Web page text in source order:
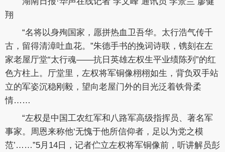
翔
“名将以身殉国家，愿拼热血卫吾华。太行浩气传千
古，留得清漳吐血花。”朱德手书的挽词诗联，镌刻在左
家老屋厅堂“太行魂——抗日英雄左权生平业绩陈列”的红
色方柱上。厅堂里，左权将军铜像栩栩如生，背负双手站
立的军姿沉稳刚毅，望向老屋门外的目光泛着铁骨柔
情……
“左权是中国工农红军和八路军高级指挥员、著名军
事家。周恩来称他‘无愧于他所信仰者，足以为党之模
范’……”5月14日，记者伫立左权将军铜像前，听讲解员彭